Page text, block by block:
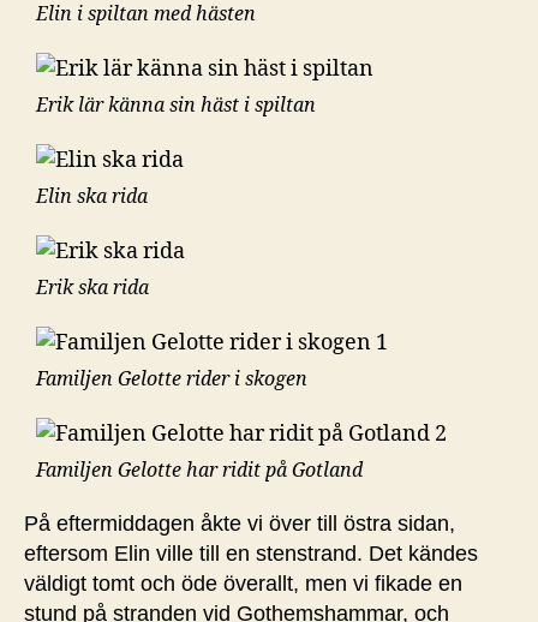
Elin i spiltan med hästen
Erik lär känna sin häst i spiltan
Elin ska rida
Erik ska rida
Familjen Gelotte rider i skogen
Familjen Gelotte har ridit på Gotland
På eftermiddagen åkte vi över till östra sidan,
eftersom Elin ville till en stenstrand. Det kändes
väldigt tomt och öde överallt, men vi fikade en
stund på stranden vid Gothemshammar, och